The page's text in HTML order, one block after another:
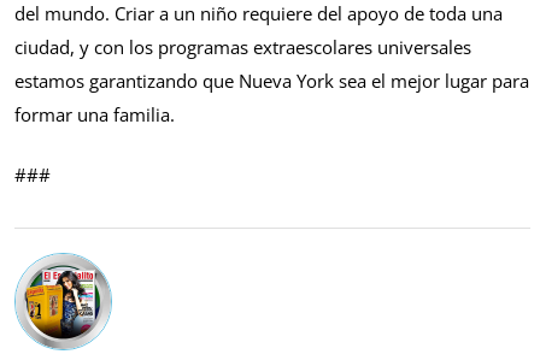
del mundo. Criar a un niño requiere del apoyo de toda una
ciudad, y con los programas extraescolares universales
estamos garantizando que Nueva York sea el mejor lugar para
formar una familia.
###